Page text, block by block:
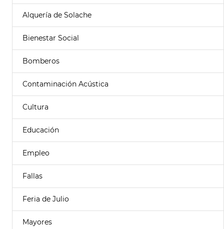
Alquería de Solache
Bienestar Social
Bomberos
Contaminación Acústica
Cultura
Educación
Empleo
Fallas
Feria de Julio
Mayores